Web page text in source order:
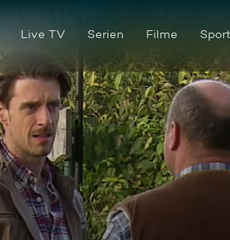
Live TV Serien Filme Sport